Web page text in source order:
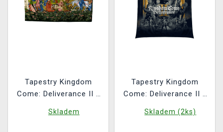
Tapestry Kingdom
Come: Deliverance II -
(obraz na textilu)
Skladem
Tapestry Kingdom
Come: Deliverance II -
(obraz na textilu)
Skladem (2ks)